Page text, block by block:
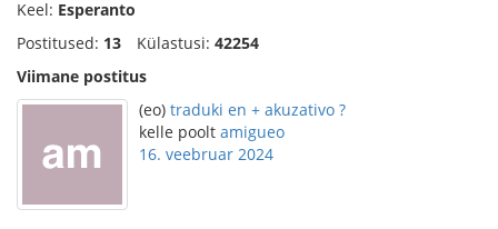
Keel: Esperanto
Postitused: 13 Külastusi: 42254
Viimane postitus
(eo) traduki en + akuzativo ?
kelle poolt amigueo
16. veebruar 2024